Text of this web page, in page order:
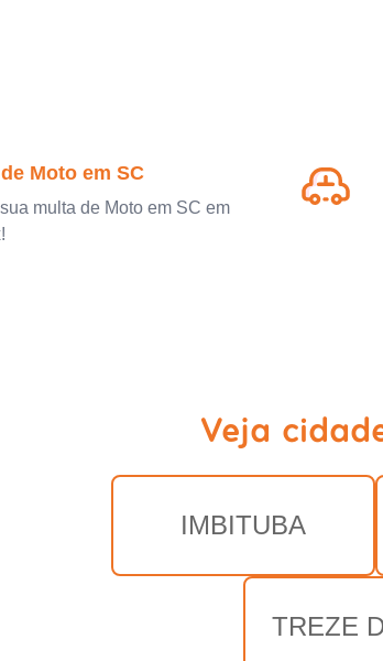
Moto em SC
multa de Moto em SC em
Veja
IMBITUBA
TREZE